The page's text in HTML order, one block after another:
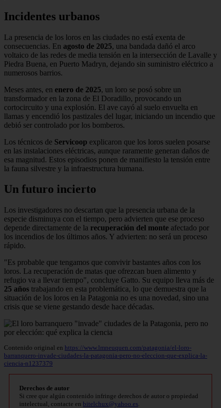
Incidentes urbanos
La presencia de los loros en las ciudades no está exenta de
consecuencias. En agosto de 2025, una bandada dañó el arco
voltaico de las redes de media tensión en la intersección de Lavalle y
Piedra Buena, en Puerto Madryn, dejando sin suministro eléctrico a
numerosos barrios.
Meses antes, en enero de 2025, un loro se posó sobre un
transformador en la zona de El Doradillo, provocando un
cortocircuito y una explosión. El ave cayó al suelo envuelta en
llamas y encendió los pastizales del lugar, iniciando un incendio que
debió ser controlado por los bomberos.
Los técnicos de Servicoop explicaron que los loros suelen posarse
en las instalaciones eléctricas, aunque raramente generan daños de
esa magnitud. Estos episodios ponen de manifiesto la tensión entre
la fauna silvestre y la infraestructura humana.
Un futuro incierto
Los investigadores no descartan que la presencia urbana de la
especie disminuya con el tiempo, pero advierten que ese proceso
depende directamente de la recuperación del monte afectado por
los incendios de los últimos años. Y advierten: no será un proceso
rápido.
"Es probable que tengamos que convivir bastantes años con los
loros. La recuperación de matas que ofrezcan buen alimento y
refugio va a llevar tiempo", concluye Gatto. Su equipo lleva más de
25 años trabajando en esta problemática, lo que demuestra que la
situación de los loros en la Patagonia no es una novedad, sino una
crisis que se viene gestando desde hace décadas.
Contenido original en https://www.lmneuquen.com/patagonia/el-loro-
barranquero-invade-ciudades-la-patagonia-pero-no-eleccion-que-explica-la-
ciencia-n1237379
Derechos de autor
Si cree que algún contenido infringe derechos de autor o propiedad
intelectual, contacte en bitelchux@yahoo.es